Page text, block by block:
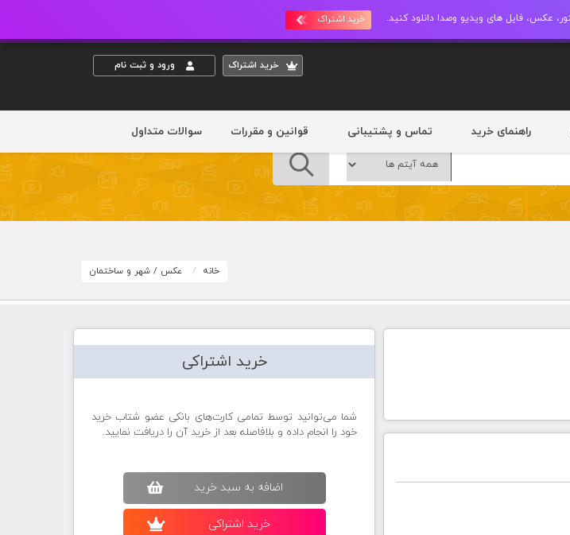
خرید اشتراک
خريد اشتراک ورود و ثبت نام
راهنمای خرید تماس و پشتیبانی قوانین و مقررات سوالات متداول
خانه عکس / شهر و ساختمان
خرید اشتراکی
شما می‌توانید توسط تمامی کارت‌های بانکی عضو شتاب خرید
خود را انجام داده و بلافاصله بعد از خرید آن را دریافت نمایید.
اضافه به سبد خريد
خريد اشتراکی